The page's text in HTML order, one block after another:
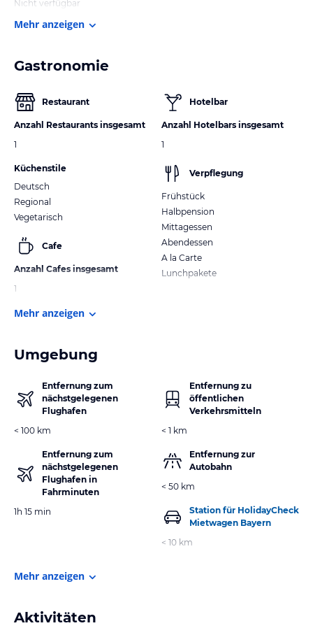
Nicht verfügbar
Mehr anzeigen
Gastronomie
Restaurant
Anzahl Restaurants insgesamt
1
Küchenstile
Deutsch
Regional
Vegetarisch
Cafe
Anzahl Cafes insgesamt
1
Hotelbar
Anzahl Hotelbars insgesamt
1
Verpflegung
Frühstück
Halbpension
Mittagessen
Abendessen
A la Carte
Lunchpakete
Mehr anzeigen
Umgebung
Entfernung zum
nächstgelegenen
Flughafen
< 100 km
Entfernung zum
nächstgelegenen
Flughafen in
Fahrminuten
1h 15 min
Entfernung zu
öffentlichen
Verkehrsmitteln
< 1 km
Entfernung zur
Autobahn
< 50 km
Station für HolidayCheck
Mietwagen Bayern
< 10 km
Mehr anzeigen
Aktivitäten